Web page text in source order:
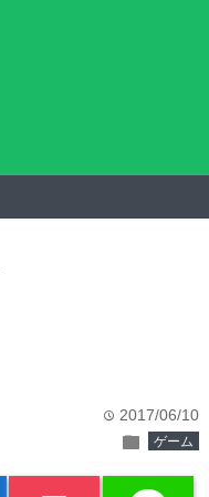
time 2017/06/10
folder ゲーム